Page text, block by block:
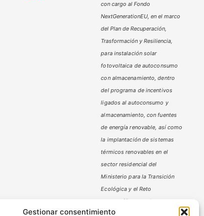
Gestionar consentimiento
con cargo al Fondo
NextGenerationEU, en el marco
del Plan de Recuperación,
Trasformación y Resiliencia,
para instalación solar
fotovoltaica de autoconsumo
con almacenamiento, dentro
del programa de incentivos
ligados al autoconsumo y
almacenamiento, con fuentes
de energía renovable, así como
la implantación de sistemas
térmicos renovables en el
sector residencial del
Ministerio para la Transición
Ecológica y el Reto
Demográfico,
gestionado por
la Junta de Andalucía, a través